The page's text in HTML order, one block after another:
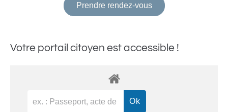
Prendre rendez-vous
Votre portail citoyen est accessible !